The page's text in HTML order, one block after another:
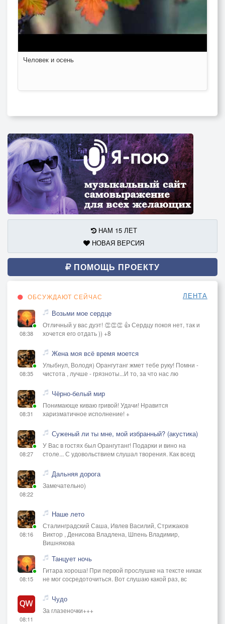
Человек и осень
НАМ 15 ЛЕТ
НОВАЯ ВЕРСИЯ
ПОМОЩЬ ПРОЕКТУ
ОБСУЖДАЮТ СЕЙЧАС ЛЕНТА
08:38
Возьми мое сердце
Отличный у вас дуэт! 👏👏👏 👍 Сердцу покоя нет, так и
хочется его отдать )) +8
08:35
Жена моя всё время моется
Улыбнул, Володя) Орангутанг жмет тебе руку! Помни -
чистота , лучше - грязноты...И то, за что нас лю
08:31
Чёрно-белый мир
Понимающе киваю гривой! Удачи! Нравится
харизматичное исполнение! +
08:27
Суженый ли ты мне, мой избранный? (акустика)
У Вас в гостях был Орангутанг! Подарки и вино на
столе... С удовольствием слушал творения. Как всегд
08:22
Дальняя дорога
Замечательно)
08:16
Наше лето
Сталинградский Саша, Ивлев Василий, Стрижаков
Виктор , Денисова Владлена, Шпень Владимир,
Вишнякова
08:15
Танцует ночь
Гитара хороша! При первой прослушке на тексте никак
не мог сосредоточиться. Вот слушаю какой раз, вс
08:11
Чудо
За глазеночки+++